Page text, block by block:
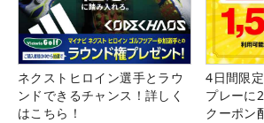
ネクストヒロイン選手とラウ
ンドできるチャンス！詳しく
はこちら！
4日間限
プレーに
クーポン